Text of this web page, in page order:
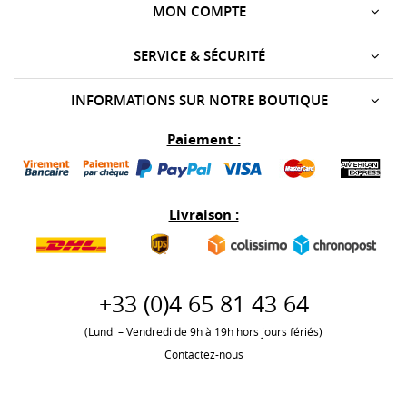
SERVICE & SÉCURITÉ
MON COMPTE
INFORMATIONS SUR NOTRE BOUTIQUE
Paiement :
Livraison :
+33 (0)4 65 81 43 64
(Lundi – Vendredi de 9h à 19h hors jours fériés)
Contactez-nous